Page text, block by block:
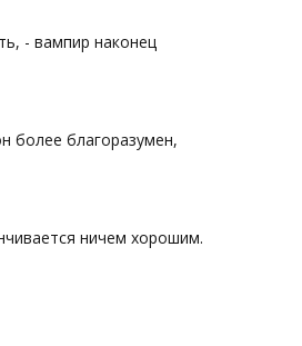
- вампир наконец
более благоразумен,
ничем хорошим.